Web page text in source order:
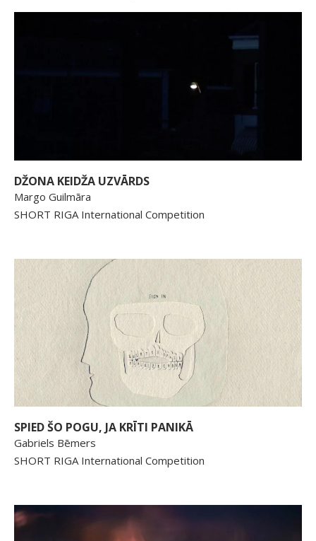
DŽONA KEIDŽA UZVĀRDS
Margo Guilmāra
SHORT RIGA International Competition
SPIED ŠO POGU, JA KRĪTI PANIKĀ
Gabriels Bēmers
SHORT RIGA International Competition